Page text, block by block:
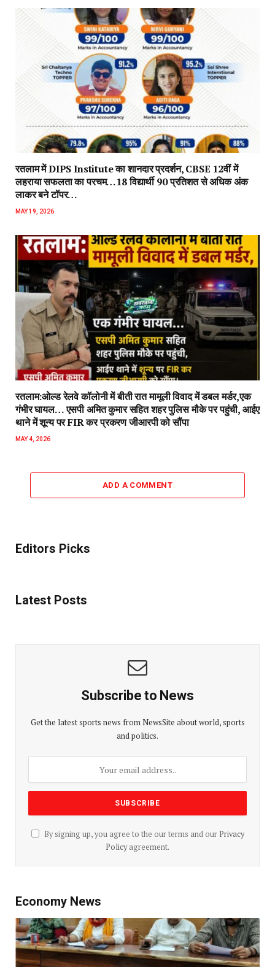
रतलाम में DIPS Institute का शानदार प्रदर्शन, CBSE 12वीं में
लहराया सफलता का परचम…18 विद्यार्थी 90 प्रतिशत से अधिक अंक
लाकर बने टॉपर…
MAY 19, 2026
रतलाम:ओल्ड रेलवे कॉलोनी में बीती रात मामूली विवाद में डबल मर्डर,एक
गंभीर घायल… एसपी अमित कुमार सहित शहर पुलिस मौके पर पहुंची, आईए
थाने में शून्य पर FIR कर प्रकरण जीआरपी को सौंपा
MAY 4, 2026
ADD A COMMENT
Editors Picks
Latest Posts
Subscribe to News
Get the latest sports news from NewsSite about world, sports
and politics.
By signing up, you agree to the our terms and our Privacy
Policyagreement.
Economy News